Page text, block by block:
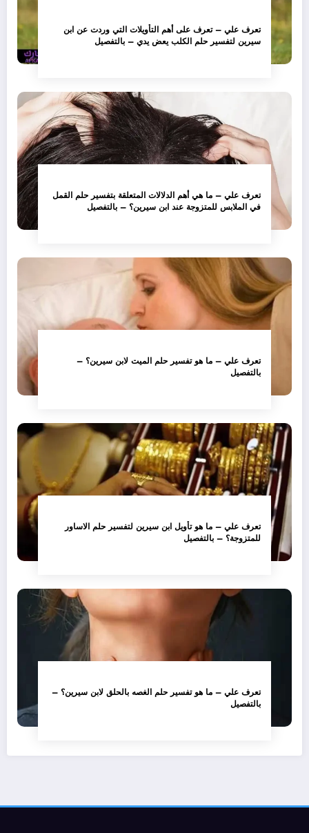
تعرف علي – تعرف على أهم التأويلات التي وردت عن ابن
سيرين لتفسير حلم الكلب يعض يدي – بالتفصيل
تعرف علي – ما هي أهم الدلالات المتعلقة بتفسير حلم القمل
في الملابس للمتزوجة عند ابن سيرين؟ – بالتفصيل
تعرف علي – ما هو تفسير حلم الميت لابن سيرين؟ –
بالتفصيل
تعرف علي – ما هو تأويل ابن سيرين لتفسير حلم الاساور
للمتزوجة؟ – بالتفصيل
تعرف علي – ما هو تفسير حلم الغصه بالحلق لابن سيرين؟ –
بالتفصيل